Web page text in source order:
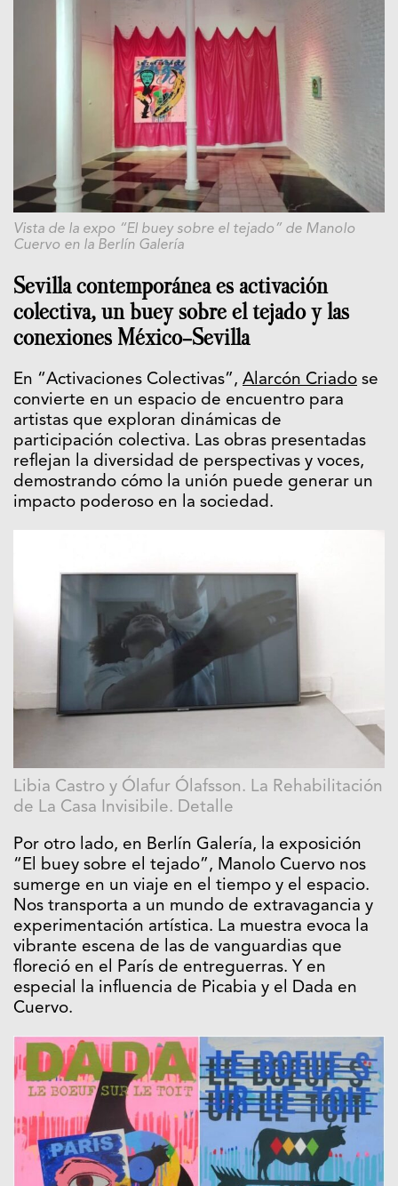
Vista de la expo “El buey sobre el tejado” de Manolo
Cuervo en la Berlín Galería
Sevilla contemporánea es activación
colectiva, un buey sobre el tejado y las
conexiones México-Sevilla
En “Activaciones Colectivas”, Alarcón Criado se
convierte en un espacio de encuentro para
artistas que exploran dinámicas de
participación colectiva. Las obras presentadas
reflejan la diversidad de perspectivas y voces,
demostrando cómo la unión puede generar un
impacto poderoso en la sociedad.
Libia Castro y Ólafur Ólafsson. La Rehabilitación
de La Casa Invisibile. Detalle
Por otro lado, en Berlín Galería, la exposición
“El buey sobre el tejado”, Manolo Cuervo nos
sumerge en un viaje en el tiempo y el espacio.
Nos transporta a un mundo de extravagancia y
experimentación artística. La muestra evoca la
vibrante escena de las de vanguardias que
floreció en el París de entreguerras. Y en
especial la influencia de Picabia y el Dada en
Cuervo.